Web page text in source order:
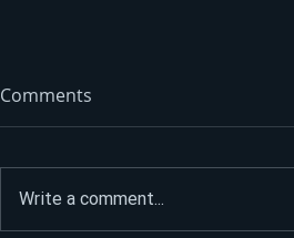
Comments
Write a comment...